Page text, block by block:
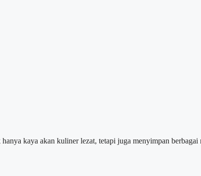
kaya akan kuliner lezat, tetapi juga menyimpan